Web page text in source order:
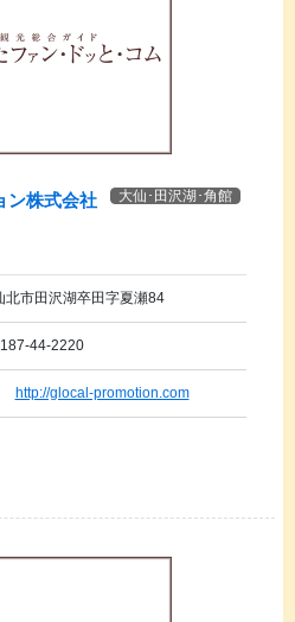
大仙･田沢湖･角館
ン株式会社
北市田沢湖卒田字夏瀬84
44-2220
http://glocal-promotion.com